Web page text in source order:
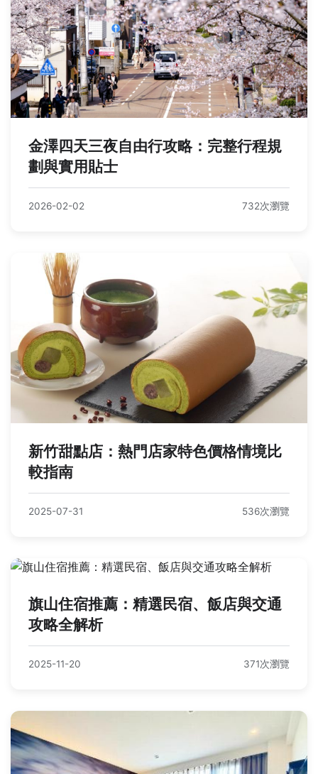
金澤四天三夜自由行攻略：完整行程規
劃與實用貼士
2026-02-02 732次瀏覽
新竹甜點店：熱門店家特色價格情境比
較指南
2025-07-31 536次瀏覽
旗山住宿推薦：精選民宿、飯店與交通
攻略全解析
2025-11-20 371次瀏覽